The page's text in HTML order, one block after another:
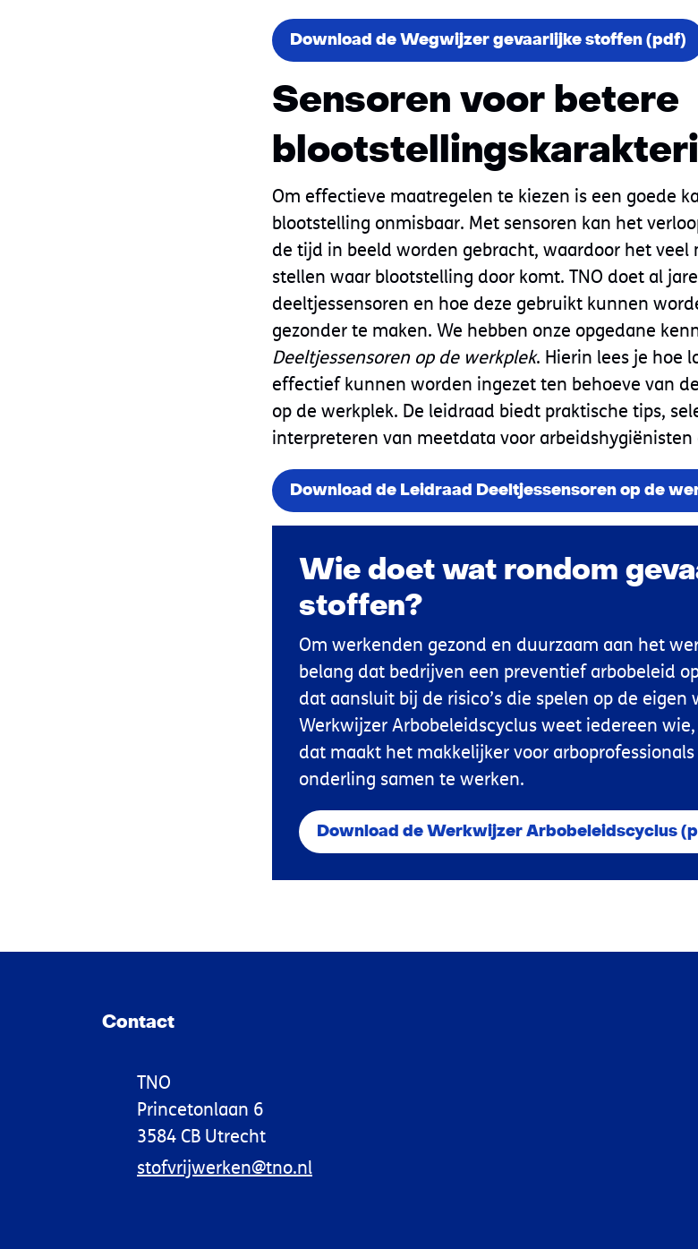
Download de Wegwijzer gevaarlijke stoffen (pdf)
Sensoren voor betere
Om effectieve maatregelen te kiezen is een goede
blootstelling onmisbaar. Met sensoren kan het
de tijd in beeld worden gebracht, waardoor het
stellen waar blootstelling door komt. TNO doet al
deeltjessensoren en hoe deze gebruikt kunnen
gezonder te maken. We hebben onze opgedane
Deeltjessensoren op de werkplek. Hierin lees je hoe
effectief kunnen worden ingezet ten behoeve van
op de werkplek. De leidraad biedt praktische tips,
interpreteren van meetdata voor
Download de Leidraad Deeltjessensoren op de
Wie doet wat rondom
stoffen?
Om werkenden gezond en duurzaam aan het
belang dat bedrijven een preventief arbobeleid
dat aansluit bij de risico’s die spelen op de eigen
Werkwijzer Arbobeleidscyclus weet iedereen
dat maakt het makkelijker voor
onderling samen te werken.
Download de Werkwijzer Arbobeleidscyclus
Contact
TNO
Princetonlaan 6
3584 CB Utrecht
stofvrijwerken@tno.nl